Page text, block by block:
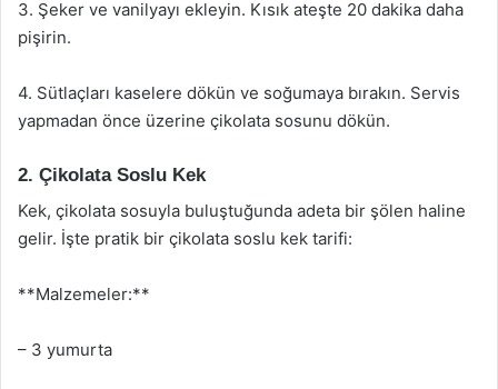
3. Şeker ve vanilyayı ekleyin. Kısık ateşte 20 dakika daha
pişirin.
4. Sütlaçları kaselere dökün ve soğumaya bırakın. Servis
yapmadan önce üzerine çikolata sosunu dökün.
2. Çikolata Soslu Kek
Kek, çikolata sosuyla buluştuğunda adeta bir şölen haline
gelir. İşte pratik bir çikolata soslu kek tarifi:
**Malzemeler:**
– 3 yumurta